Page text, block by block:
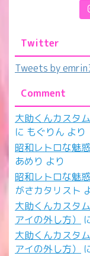
Twitter
Tweets by
Comment
大助くんカスタ
に もぐりん より
昭和レトロな魅
あめり より
昭和レトロな魅
がさカタリスト
大助くんカスタ
アイの外し方）
大助くんカスタ
アイの外し方）